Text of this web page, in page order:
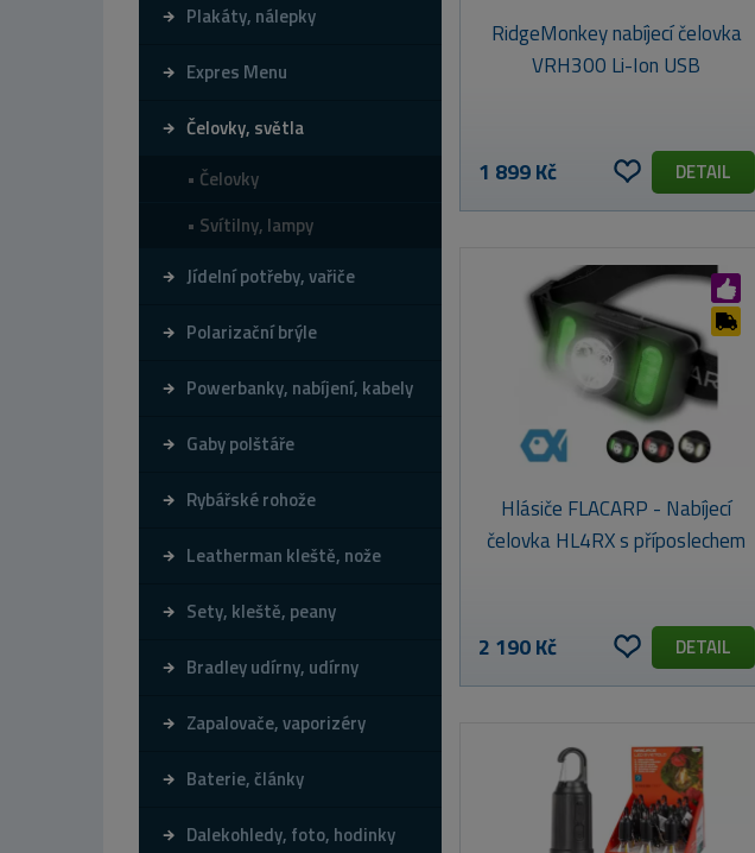
Plakáty, nálepky
Expres Menu
Čelovky, světla
Čelovky
Svítilny, lampy
Jídelní potřeby, vařiče
Polarizační brýle
Powerbanky, nabíjení, kabely
Gaby polštáře
Rybářské rohože
Leatherman kleště, nože
Sety, kleště, peany
Bradley udírny, udírny
Zapalovače, vaporizéry
Baterie, články
Dalekohledy, foto, hodinky
RidgeMonkey nabíjecí čelovka
VRH300 Li-Ion USB
1 899 Kč DETAIL
Hlásiče FLACARP - Nabíjecí
čelovka HL4RX s příposlechem
2 190 Kč DETAIL